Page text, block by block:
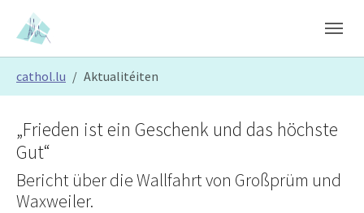
Skip to main content
Skip to page footer
cathol.lu Aktualitéiten
„Frieden ist ein Geschenk und das höchste
Gut“
Bericht über die Wallfahrt von Großprüm und
Waxweiler.